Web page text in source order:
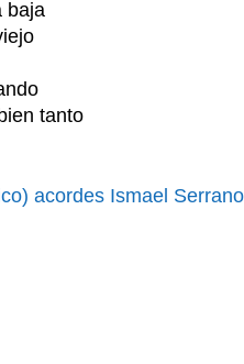
baja
tanto
acordes Ismael Serrano